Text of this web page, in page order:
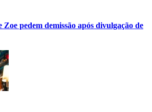
Zoe pedem demissão após divulgação de